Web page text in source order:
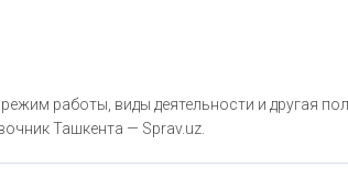
работы, виды деятельности и другая
Ташкента — Sprav.uz.